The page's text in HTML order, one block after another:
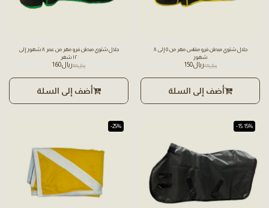
جلال شتوي مبطن فرو مقاس مهر من ٥ إلى ٨
شهور
﷼175﷼150
أضف إلى السلة
جلال شتوي مبطن فرو مهر من عمر ٨ شهور إلى
١٢ شهر
﷼185﷼160
أضف إلى السلة
-15.15%
-25%